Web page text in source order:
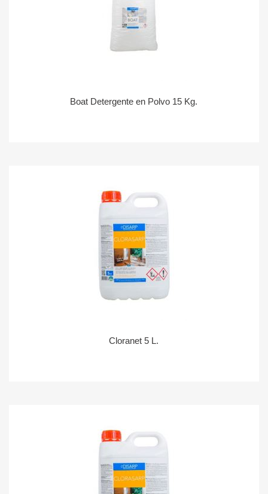
Boat Detergente en Polvo 15 Kg.
Cloranet 5 L.